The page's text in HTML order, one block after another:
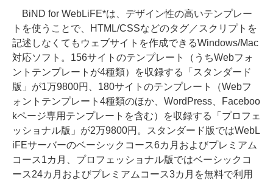
BiND for WebLiFE*は、デザイン性の高いテンプレー
トを使うことで、HTML/CSSなどのタグ／スクリプトを
記述しなくてもウェブサイトを作成できるWindows/Mac
対応ソフト。156サイトのテンプレート（うちWebフォ
ントテンプレートが4種類）を収録する「スタンダード
版」が1万9800円、180サイトのテンプレート（Webフ
ォントテンプレート4種類のほか、WordPress、Faceboo
kページ専用テンプレートを含む）を収録する「プロフェ
ッショナル版」が2万9800円。スタンダード版ではWebL
iFEサーバーのベーシックコース6カ月およびプレミアム
コース1カ月、プロフェッショナル版ではベーシックコ
ース24カ月およびプレミアムコース3カ月を無料で利用